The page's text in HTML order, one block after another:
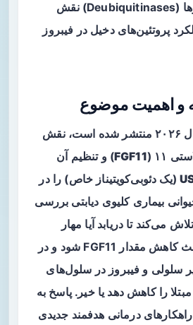
توسط دئوبی‌کویتینازها (Deubiquitinases) نقش
پروتئین‌های دخیل در فیبروز
و اهمیت موضوع
مطالعه‌ای که در سال ۲۰۲۶ منتشر شده است، نقش
۱۱ (
FGF11) و تنظیم آن
(یک دئوبی‌کویتیناز خاص) را در
بیماری کلیوی دیابتی بررسی
می‌کند تا دریابد آیا مهار
USP22 می‌تواند باعث کاهش مقدار FGF11 شود و در
سلولی و فیبروز در سلول‌های
را کاهش دهد یا خیر. پاسخ به
درمانی هدفمند جدیدی